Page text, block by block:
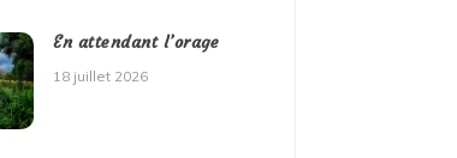
En attendant l’orage
18 juillet 2026